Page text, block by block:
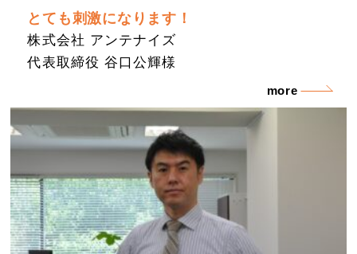
とても刺激になります！
株式会社 アンテナイズ
代表取締役 谷口公輝様
more